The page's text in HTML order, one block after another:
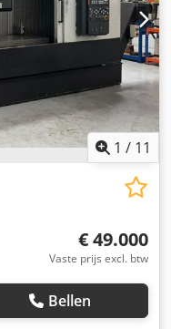
1 / 11
€ 49.000
Vaste prijs excl. btw
Bellen